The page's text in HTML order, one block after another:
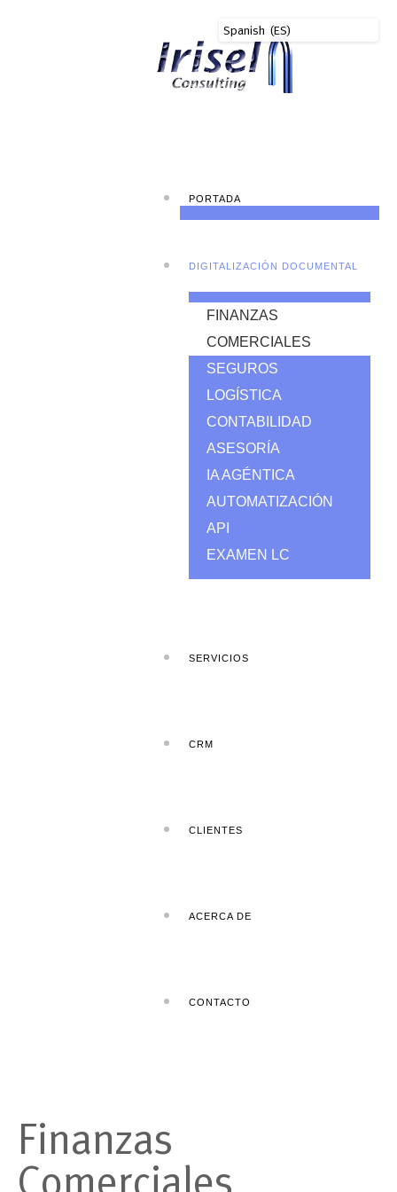
PORTADA
DIGITALIZACIÓN DOCUMENTAL
FINANZAS
COMERCIALES
SEGUROS
LOGÍSTICA
CONTABILIDAD
ASESORÍA
IA AGÉNTICA
AUTOMATIZACIÓN
API
EXAMEN LC
SERVICIOS
CRM
CLIENTES
ACERCA DE
CONTACTO
Finanzas
Comerciales